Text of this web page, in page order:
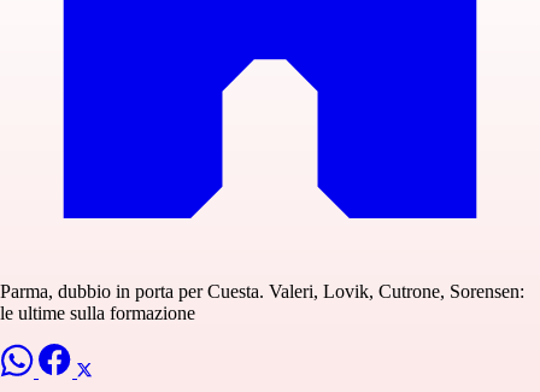
Parma, dubbio in porta per Cuesta. Valeri, Lovik, Cutrone, Sorensen:
le ultime sulla formazione